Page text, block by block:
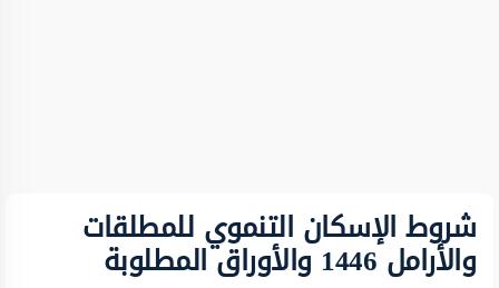
شروط الإسكان التنموي للمطلقات
والأرامل 1446 والأوراق المطلوبة